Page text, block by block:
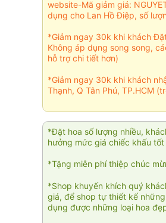
website-Mã giảm giá:
dụng cho Lan Hồ Điệp, số
*Giảm ngay 30k khi khách
Không áp dụng song song,
hỗ trợ chi tiết hơn)
*Giảm ngay 30k khi khách
Thạnh, Q Tân Phú, TP.HCM
*Đặt hoa số lượng nhiều,
hưởng mức giá chiếc khấu tốt
*Tặng miễn phí thiệp chúc
*Shop khuyến khích quý
giá, để shop tự thiết kế
dụng được những loại hoa